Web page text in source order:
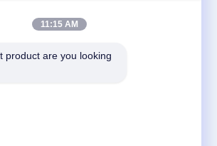
11:15 AM
product are you looking